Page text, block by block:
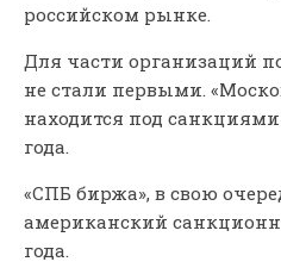
российском рынке.
Для части организаций
не стали первыми.
находится под
года.
«СПБ биржа», в свою
американский
года.